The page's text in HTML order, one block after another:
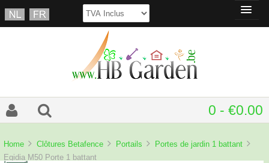
0 - €0.00
Home Clôtures Betafence Portails
Portes de jardin 1 battant
Egidia M50 Porte 1 battant